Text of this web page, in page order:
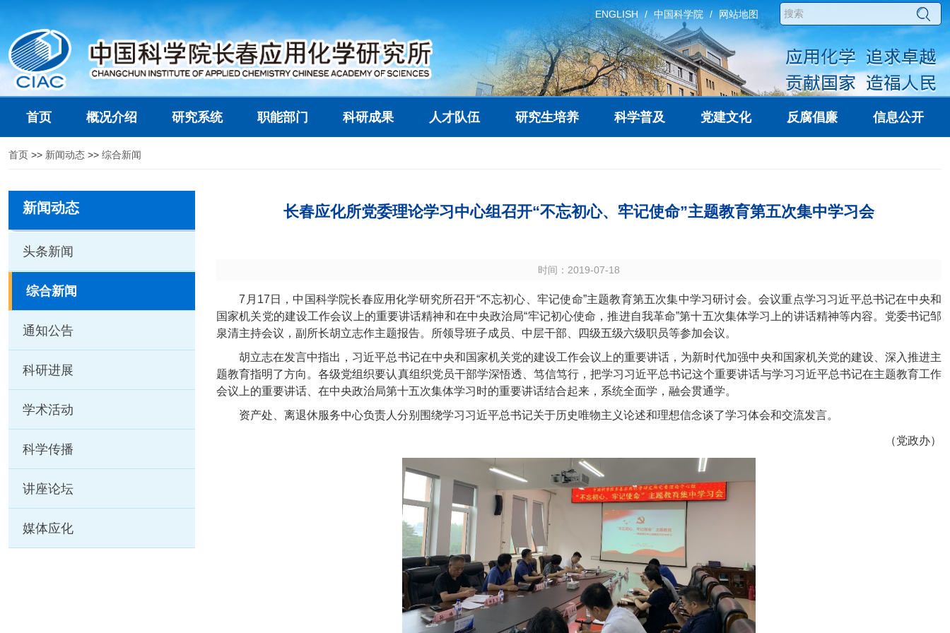
ENGLISH 中国科学院 网站地图
首页 概况介绍 研究系统 职能部门 科研成果 人才队伍 研究生培养 科学普及 党建文化 反腐倡廉 信息公开
首页 >> 新闻动态 >> 综合新闻
新闻动态
头条新闻
综合新闻
通知公告
科研进展
学术活动
科学传播
讲座论坛
媒体应化
长春应化所党委理论学习中心组召开“不忘初心、牢记使命”主题教育第五次集中学习会
时间：2019-07-18
7月17日，中国科学院长春应用化学研究所召开“不忘初心、牢记使命”主题教育第五次集中学习研讨会。会议重点学习习近平总书记在中央和
国家机关党的建设工作会议上的重要讲话精神和在中央政治局“牢记初心使命，推进自我革命”第十五次集体学习上的讲话精神等内容。党委书记邹
泉清主持会议，副所长胡立志作主题报告。所领导班子成员、中层干部、四级五级六级职员等参加会议。
胡立志在发言中指出，习近平总书记在中央和国家机关党的建设工作会议上的重要讲话，为新时代加强中央和国家机关党的建设、深入推进主
题教育指明了方向。各级党组织要认真组织党员干部学深悟透、笃信笃行，把学习习近平总书记这个重要讲话与学习习近平总书记在主题教育工作
会议上的重要讲话、在中央政治局第十五次集体学习时的重要讲话结合起来，系统全面学，融会贯通学。
资产处、离退休服务中心负责人分别围绕学习习近平总书记关于历史唯物主义论述和理想信念谈了学习体会和交流发言。
（党政办）